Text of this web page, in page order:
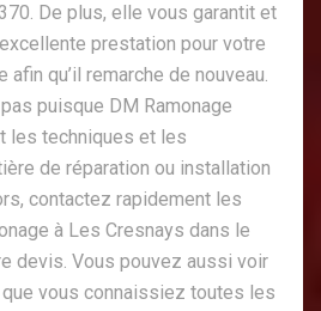
De plus, elle vous garantit et
prestation pour votre
qu’il remarche de nouveau.
puisque DM Ramonage
les techniques et les
de réparation ou installation
contactez rapidement les
à Les Cresnays dans le
devis. Vous pouvez aussi voir
vous connaissiez toutes les